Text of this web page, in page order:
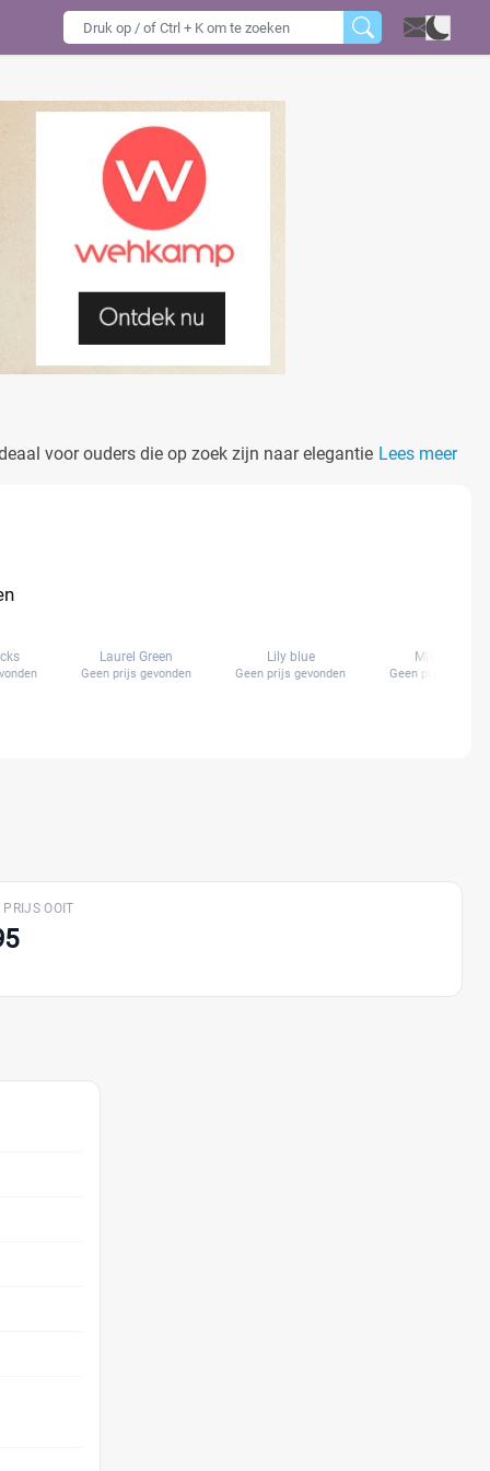
voor ouders die op zoek zijn naar elegantie enLees meer
Laurel Green
Geen prijs gevonden
Lily blue
Geen prijs gevonden
Misty pink
Geen prijs
PRIJS OOIT